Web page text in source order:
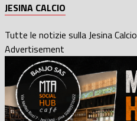
JESINA CALCIO
Tutte le notizie sulla Jesina Calcio
Advertisement